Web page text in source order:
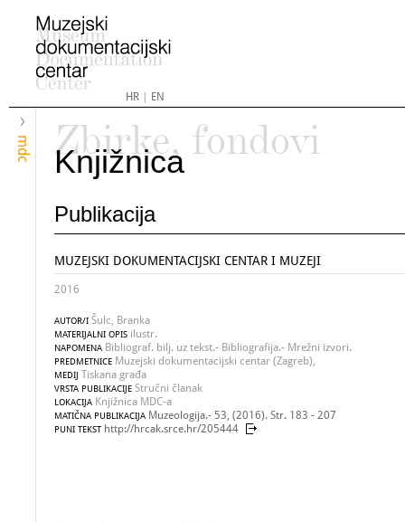
HR| EN
mdc
Zbirke, fondovi
Knjižnica
Publikacija
MUZEJSKI DOKUMENTACIJSKI CENTAR I MUZEJI
2016
AUTOR/I Šulc, Branka
MATERIJALNI OPIS ilustr.
NAPOMENA Bibliograf. bilj. uz tekst.- Bibliografija.- Mrežni izvori.
PREDMETNICE Muzejski dokumentacijski centar (Zagreb),
MEDIJ Tiskana građa
VRSTA PUBLIKACIJE Stručni članak
LOKACIJA Knjižnica MDC-a
MATIČNA PUBLIKACIJA Muzeologija.- 53, (2016). Str. 183 - 207
PUNI TEKST http://hrcak.srce.hr/205444